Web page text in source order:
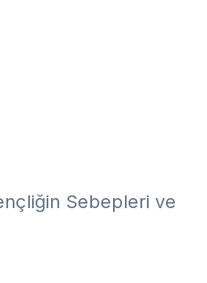
Sebepleri ve